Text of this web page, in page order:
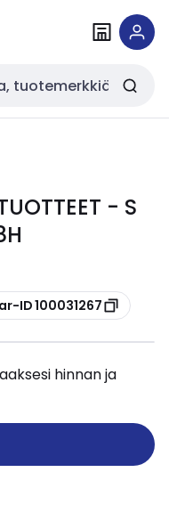
- S
ID 100031267
hinnan ja